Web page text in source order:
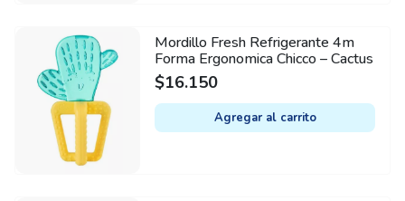
Mordillo Fresh Refrigerante 4m
Forma Ergonomica Chicco – Cactus
$16.150
Agregar al carrito